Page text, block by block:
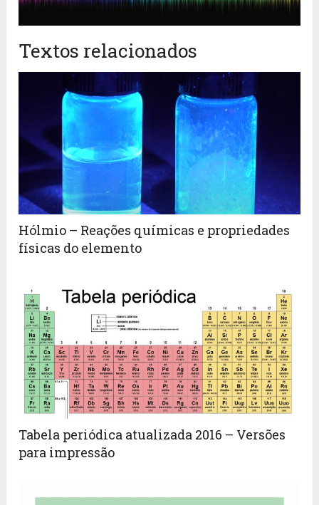
Textos relacionados
Hólmio – Reações químicas e propriedades
físicas do elemento
Tabela periódica atualizada 2016 – Versões
para impressão